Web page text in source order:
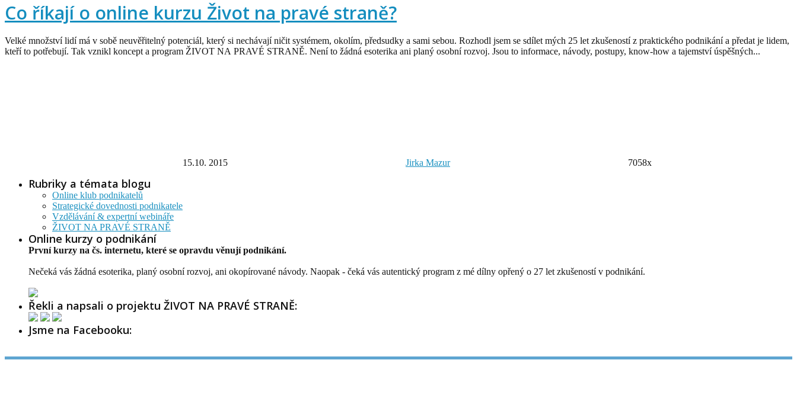
Co říkají o online kurzu Život na pravé straně?
Velké množství lidí má v sobě neuvěřitelný potenciál, který si nechávají ničit systémem, okolím, předsudky a sami sebou. Rozhodl jsem se sdílet mých 25 let zkušeností z praktického podnikání a předat je lidem,
kteří to potřebují. Tak vznikl koncept a program ŽIVOT NA PRAVÉ STRANĚ. Není to žádná esoterika ani planý osobní rozvoj. Jsou to informace, návody, postupy, know-how a tajemství úspěšných...
15.10. 2015 Jirka Mazur 7058x
Rubriky a témata blogu
Online klub podnikatelů
Strategické dovednosti podnikatele
Vzdělávání & expertní webináře
ŽIVOT NA PRAVÉ STRANĚ
Online kurzy o podnikání
První kurzy na čs. internetu, které se opravdu věnují podnikání.
Nečeká vás žádná esoterika, planý osobní rozvoj, ani okopírované návody. Naopak - čeká vás autentický program z mé dílny opřený o 27 let zkušeností v podnikání.
Řekli a napsali o projektu ŽIVOT NA PRAVÉ STRANĚ:
Jsme na Facebooku: